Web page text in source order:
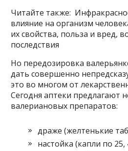
Читайте также:
влияние на организм
их свойства, польза и вред,
последствия
Но передозировка
дать совершенно
это во многом от
Сегодня аптеки предлагают
валериановых препаратов:
драже (желтенькие
настойка (капли по 25,